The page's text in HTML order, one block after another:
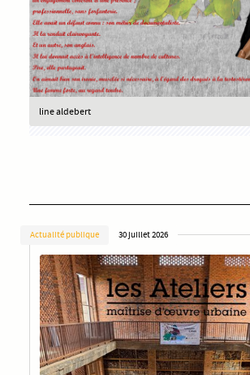
line aldebert
Actualité publique 30 juillet 2026